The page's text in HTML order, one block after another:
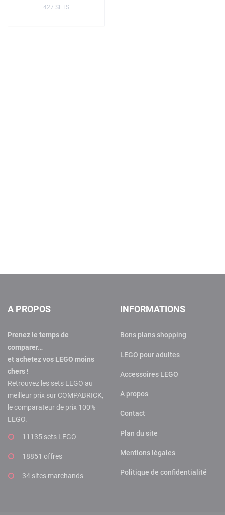
427 SETS
A PROPOS
Prenez le temps de
comparer…
et achetez vos LEGO moins
chers !
Retrouvez les sets LEGO au
meilleur prix sur COMPABRICK,
le comparateur de prix 100%
LEGO.
11135 sets LEGO
18851 offres
34 sites marchands
INFORMATIONS
Bons plans shopping
LEGO pour adultes
Accessoires LEGO
A propos
Contact
Plan du site
Mentions légales
Politique de confidentialité